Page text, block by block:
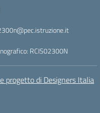
RCIS02300N
progetto di Designers Italia